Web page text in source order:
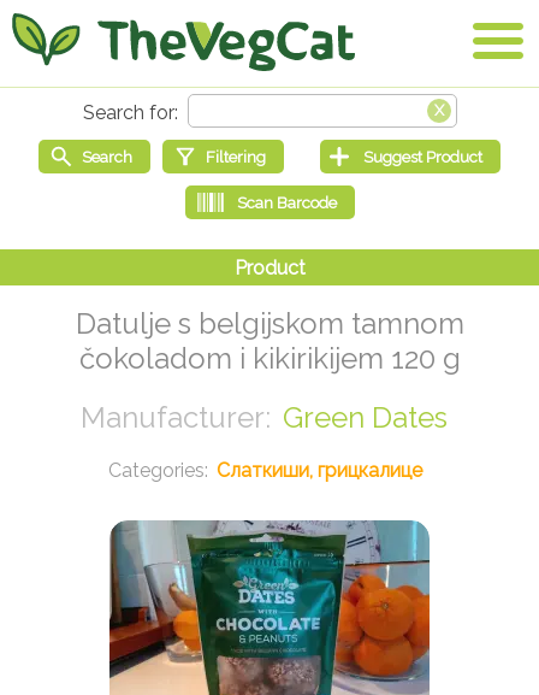
Datulje s belgijskom tamnom
čokoladom i kikirikijem 120 g
Green Dates
Слаткиши, грицкалице